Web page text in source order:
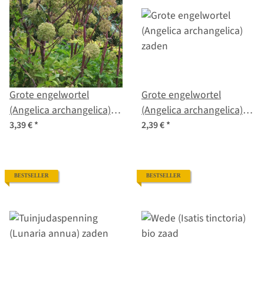
Grote engelwortel
(Angelica archangelica)
biologisch zaad
3,39 €*
Grote engelwortel
(Angelica archangelica)
zaden
2,39 €*
BESTSELLER BESTSELLER